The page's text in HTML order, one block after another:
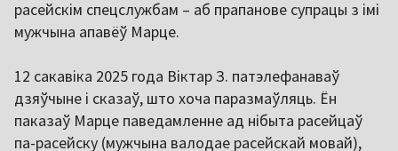
расейскім спецслужбам – аб прапанове супрацы з імі
мужчына апавёў Марце.
12 сакавіка 2025 года Віктар З. патэлефанаваў
дзяўчыне і сказаў, што хоча паразмаўляць. Ён
паказаў Марце паведамленне ад нібыта расейцаў
па-расейску (мужчына валодае расейскай мовай),